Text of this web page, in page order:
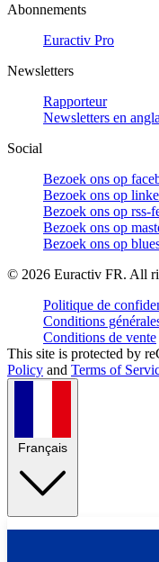
Abonnements
Euractiv Pro
Newsletters
Rapporteur
Newsletters en
Social
Bezoek ons op
Bezoek ons op
Bezoek ons op rss-
Bezoek ons op
Bezoek ons op
© 2026 Euractiv FR. All
Politique de
Conditions
Conditions de vente
This site is protected by
Policy and Terms of
Français